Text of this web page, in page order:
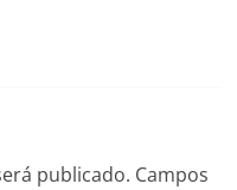
publicado. Campos